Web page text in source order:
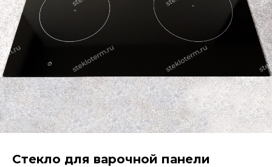
Стекло для варочной панели